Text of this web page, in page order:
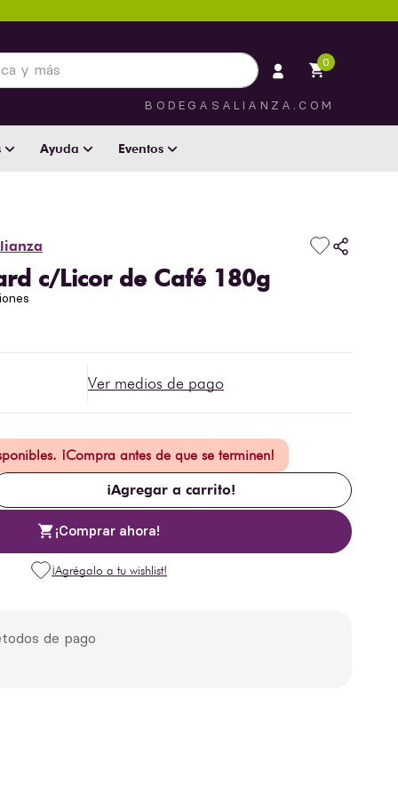
0
BODEGASALIANZA.COM
Ayuda Eventos
c/Licor de Café 180g
Ver medios de pago
¡Compra antes de que se terminen!
¡Agregar a carrito!
¡Comprar ahora!
de pago